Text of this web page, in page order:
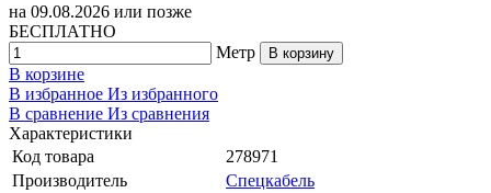
на 09.08.2026 или позже
БЕСПЛАТНО
Метр
В корзину
В корзине
В избранное Из избранного
В сравнение Из сравнения
Характеристики
Код товара
278971
Производитель
Спецкабель